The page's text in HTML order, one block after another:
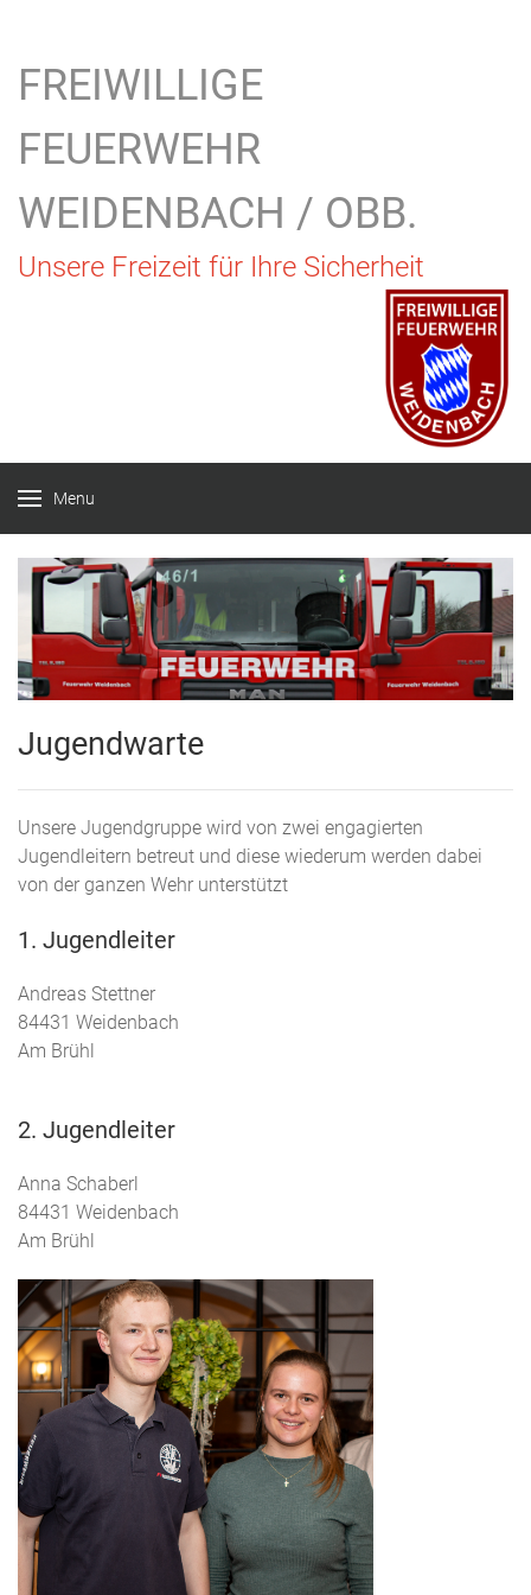
FREIWILLIGE
FEUERWEHR
WEIDENBACH / OBB.
Unsere Freizeit für Ihre Sicherheit
Menu
Jugendwarte
Unsere Jugendgruppe wird von zwei engagierten
Jugendleitern betreut und diese wiederum werden dabei
von der ganzen Wehr unterstützt
1. Jugendleiter
Andreas Stettner
84431 Weidenbach
Am Brühl
2. Jugendleiter
Anna Schaberl
84431 Weidenbach
Am Brühl